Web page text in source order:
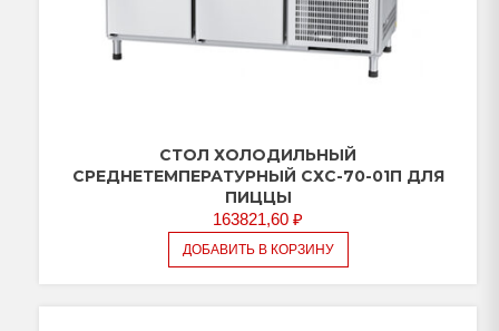
СТОЛ ХОЛОДИЛЬНЫЙ
СРЕДНЕТЕМПЕРАТУРНЫЙ СХС-70-01П ДЛЯ
ПИЦЦЫ
163821,60 ₽
ДОБАВИТЬ В КОРЗИНУ